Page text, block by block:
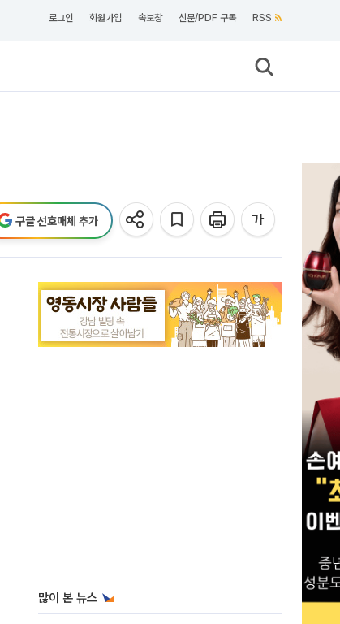
로그인 회원가입 속보창 신문/PDF 구독 RSS
구글 선호매체 추가
많이 본 뉴스